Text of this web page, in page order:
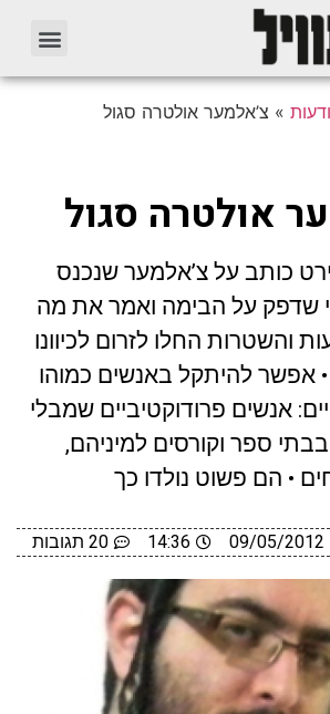
» צ’אלמער אולטרה סגול
אולטרה סגול
כותב על צ’אלמער שנכנס
שדפק על הבימה ואמר את מה
והשטרות החלו לזרום לכיוונו
אפשר להיתקל באנשים כמוהו
אנשים פרודוקטיביים שמבלי
ספר וקורסים למיניהם,
• הם פשוט נולדו כך
09/05/2012
14:36 20 תגובות